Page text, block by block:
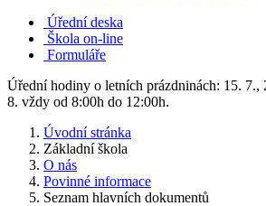
Úřední deska
Škola on-line
Formuláře
Úřední hodiny o letních prázdninách: 15. 7.,
8. vždy od 8:00h do 12:00h.
Úvodní stránka
Základní škola
O nás
Povinné informace
Seznam hlavních dokumentů